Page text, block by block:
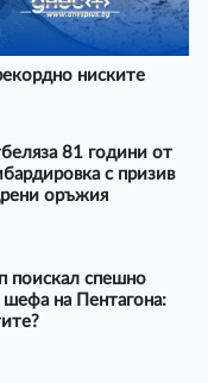
ниските
81 години от
с призив
оръжия
поискал спешно
на Пентагона: